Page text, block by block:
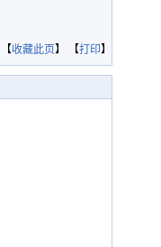
【收藏此页】 【打印】